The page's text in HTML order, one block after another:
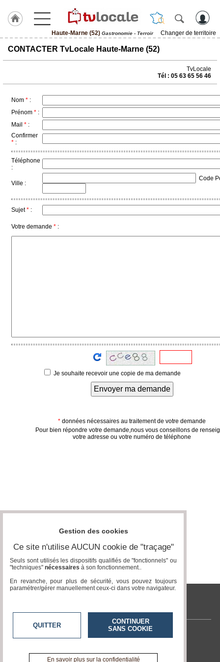
Haute-Marne (52) Gastronomie - Terroir
Changer de territoire
J'adhère
Hulcoq
Haute-
(52)
TvLocale
France
Accueil
RUBRIQUES
Accès
CONTACTER TvLocale Haute-Marne (52)
TvLocale
Tél : 05 63 65 56 46
Nom * :
Prénom * :
Mail * :
Confirmer
* :
Téléphone
:
Ville :
Code
Sujet* :
Votre demande * :
Je souhaite recevoir une copie de ma demande
Envoyer ma demande
* données nécessaires au traitement de votre demande
Pour bien répondre votre demande,nous vous conseillons de
votre adresse ou votre numéro de téléphone
tvlocale.fr
Contactez-nous
A propos de tvlocale.fr
Gestion des cookies
Ce site n'utilise AUCUN cookie de "traçage"
Seuls sont utilisés les dispositifs qualifiés de "fonctionnels" ou
"techniques" nécessaires à son fonctionnement..
En revanche, pour plus de sécurité, vous pouvez toujours
paramétrer/gérer manuellement ceux-ci dans votre navigateur.
QUITTER
CONTINUER
SANS COOKIE
En savoir plus sur la confidentialité